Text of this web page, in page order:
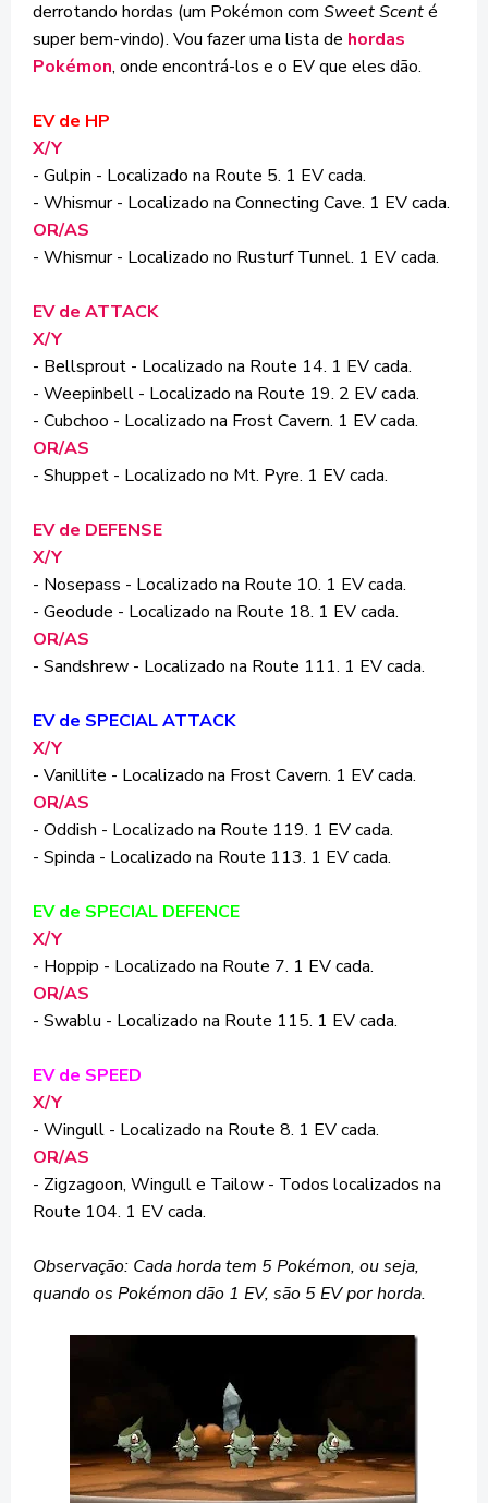
derrotando hordas (um Pokémon com Sweet Scenté
super bem-vindo). Vou fazer uma lista de hordas
Pokémon, onde encontrá-los e o EV que eles dão.
EV de HP
X/Y
- Gulpin - Localizado na Route 5. 1 EV cada.
- Whismur - Localizado na Connecting Cave. 1 EV cada.
OR/AS
- Whismur - Localizado no Rusturf Tunnel. 1 EV cada.
EV de ATTACK
X/Y
- Bellsprout - Localizado na Route 14. 1 EV cada.
- Weepinbell - Localizado na Route 19. 2 EV cada.
- Cubchoo - Localizado na Frost Cavern. 1 EV cada.
OR/AS
- Shuppet - Localizado no Mt. Pyre. 1 EV cada.
EV de DEFENSE
X/Y
- Nosepass - Localizado na Route 10. 1 EV cada.
- Geodude - Localizado na Route 18. 1 EV cada.
OR/AS
- Sandshrew - Localizado na Route 111. 1 EV cada.
EV de SPECIAL ATTACK
X/Y
- Vanillite - Localizado na Frost Cavern. 1 EV cada.
OR/AS
- Oddish - Localizado na Route 119. 1 EV cada.
- Spinda - Localizado na Route 113. 1 EV cada.
EV de SPECIAL DEFENCE
X/Y
- Hoppip - Localizado na Route 7. 1 EV cada.
OR/AS
- Swablu - Localizado na Route 115. 1 EV cada.
EV de SPEED
X/Y
- Wingull - Localizado na Route 8. 1 EV cada.
OR/AS
- Zigzagoon, Wingull e Tailow - Todos localizados na
Route 104. 1 EV cada.
Observação: Cada horda tem 5 Pokémon, ou seja,
quando os Pokémon dão 1 EV, são 5 EV por horda.